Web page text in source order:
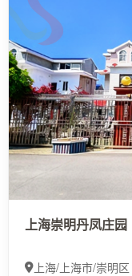
上海崇明丹凤庄园
上海/上海市/崇明